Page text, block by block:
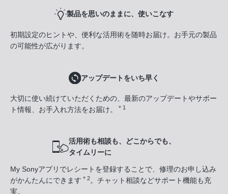
製品を思いのままに、使いこなす
初期設定のヒントや、便利な活用術を随時お届け。お手元の製品
の可能性が広がります。
アップデートをいち早く
大切に使い続けていただくための、最新のアップデートやサポー
ト情報、お手入れ方法をお届け。
＊1
活用術も相談も、どこからでも、
タイムリーに
My Sonyアプリでレシートを登録することで、修理のお申し込み
がかんたんにできます ＊2。チャット相談などサポート機能も充
実。